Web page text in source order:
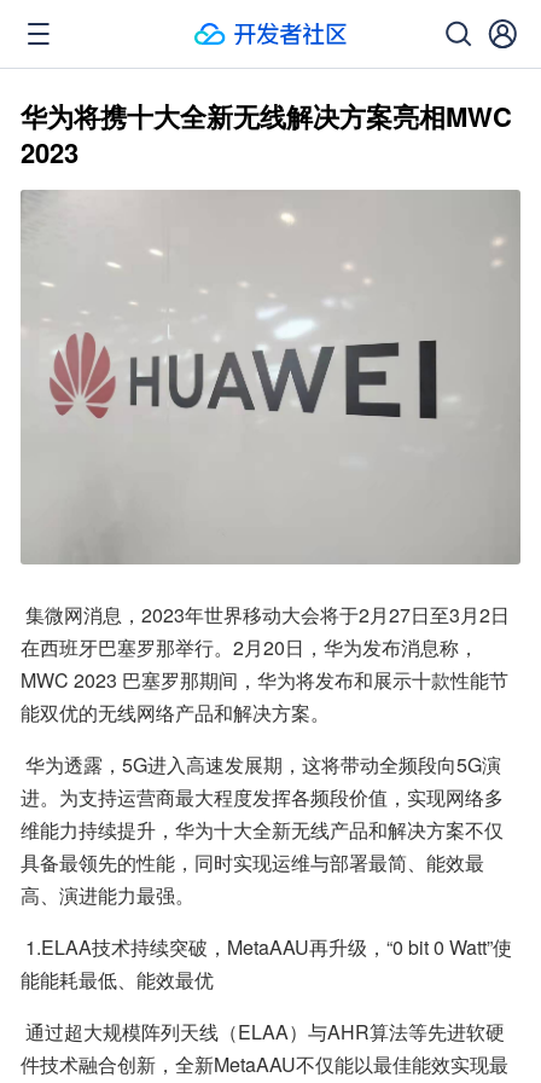
华为将携十大全新无线解决方案亮相MWC
2023
在西班牙巴塞罗那举行。2月20日，华为发布消息称，
MWC 2023 巴塞罗那期间，华为将发布和展示十款性能节
能双优的无线网络产品和解决方案。
进。为支持运营商最大程度发挥各频段价值，实现网络多
维能力持续提升，华为十大全新无线产品和解决方案不仅
具备最领先的性能，同时实现运维与部署最简、能效最
高、演进能力最强。
能能耗最低、能效最优
件技术融合创新，全新MetaAAU不仅能以最佳能效实现最